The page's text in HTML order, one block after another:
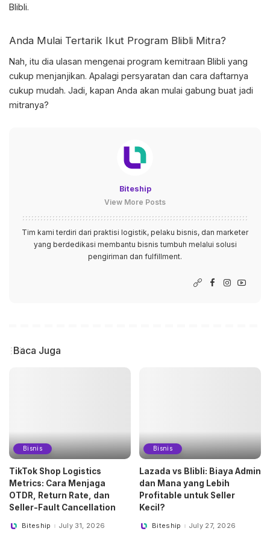
Blibli.
Anda Mulai Tertarik Ikut Program Blibli Mitra?
Nah, itu dia ulasan mengenai program kemitraan Blibli yang
cukup menjanjikan. Apalagi persyaratan dan cara daftarnya
cukup mudah. Jadi, kapan Anda akan mulai gabung buat jadi
mitranya?
Biteship
View More Posts
Tim kami terdiri dari praktisi logistik, pelaku bisnis, dan marketer
yang berdedikasi membantu bisnis tumbuh melalui solusi
pengiriman dan fulfillment.
Baca Juga
Bisnis
TikTok Shop Logistics
Metrics: Cara Menjaga
OTDR, Return Rate, dan
Seller-Fault Cancellation
PostedBiteship
July 31, 2026
Bisnis
Lazada vs Blibli: Biaya Admin
dan Mana yang Lebih
Profitable untuk Seller
Kecil?
PostedBiteship
July 27, 2026